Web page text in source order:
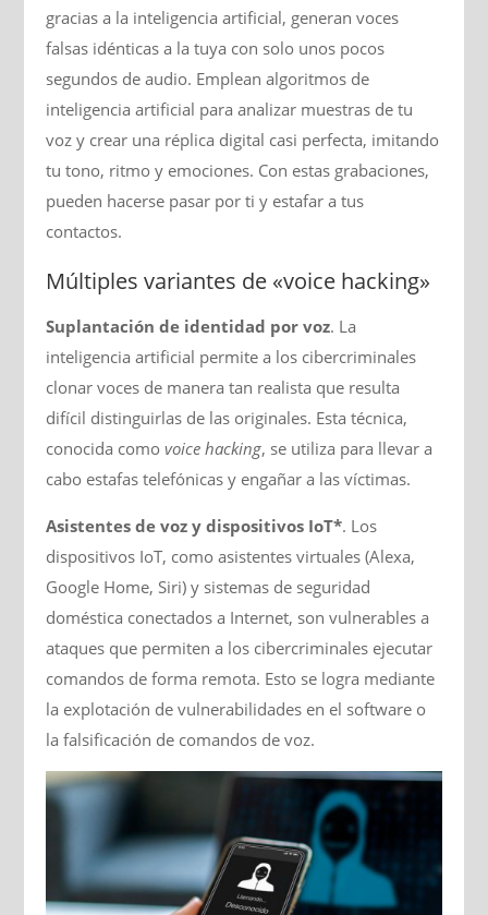
gracias a la inteligencia artificial, generan voces
falsas idénticas a la tuya con solo unos pocos
segundos de audio. Emplean algoritmos de
inteligencia artificial para analizar muestras de tu
voz y crear una réplica digital casi perfecta, imitando
tu tono, ritmo y emociones. Con estas grabaciones,
pueden hacerse pasar por ti y estafar a tus
contactos.
Múltiples variantes de «voice hacking»
Suplantación de identidad por voz. La
inteligencia artificial permite a los cibercriminales
clonar voces de manera tan realista que resulta
difícil distinguirlas de las originales. Esta técnica,
conocida comovoice hacking, se utiliza para llevar a
cabo estafas telefónicas y engañar a las víctimas.
Asistentes de voz y dispositivos IoT*. Los
dispositivos IoT, como asistentes virtuales (Alexa,
Google Home, Siri) y sistemas de seguridad
doméstica conectados a Internet, son vulnerables a
ataques que permiten a los cibercriminales ejecutar
comandos de forma remota. Esto se logra mediante
la explotación de vulnerabilidades en el software o
la falsificación de comandos de voz.